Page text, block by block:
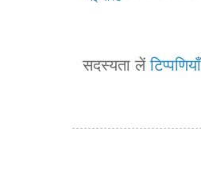
सदस्यता लें